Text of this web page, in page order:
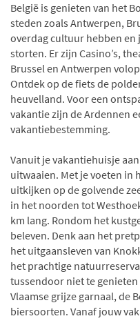
België is genieten van het
steden zoals Antwerpen,
overdag cultuur hebben en
storten. Er zijn Casino’s,
Brussel en Antwerpen
Ontdek op de fiets de
heuvelland. Voor een
vakantie zijn de Ardennen
vakantiebestemming.
Vanuit je vakantiehuisje
uitwaaien. Met je voeten in
uitkijken op de golvende
in het noorden tot
km lang. Rondom het
beleven. Denk aan het
het uitgaansleven van
het prachtige
tussendoor niet te
Vlaamse grijze garnaal, de
biersoorten. Vanaf jouw